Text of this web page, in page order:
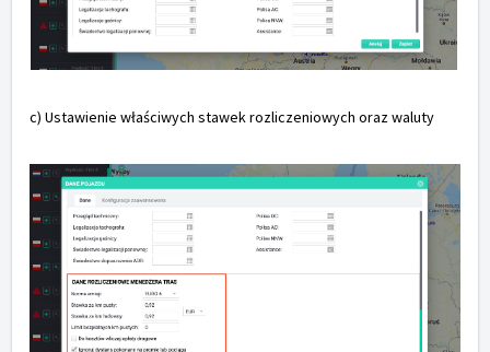
c) Ustawienie właściwych stawek rozliczeniowych oraz waluty